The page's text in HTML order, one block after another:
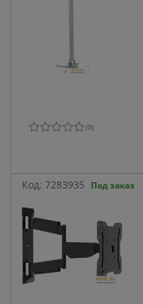
(0)
Код: 7283935 Под заказ